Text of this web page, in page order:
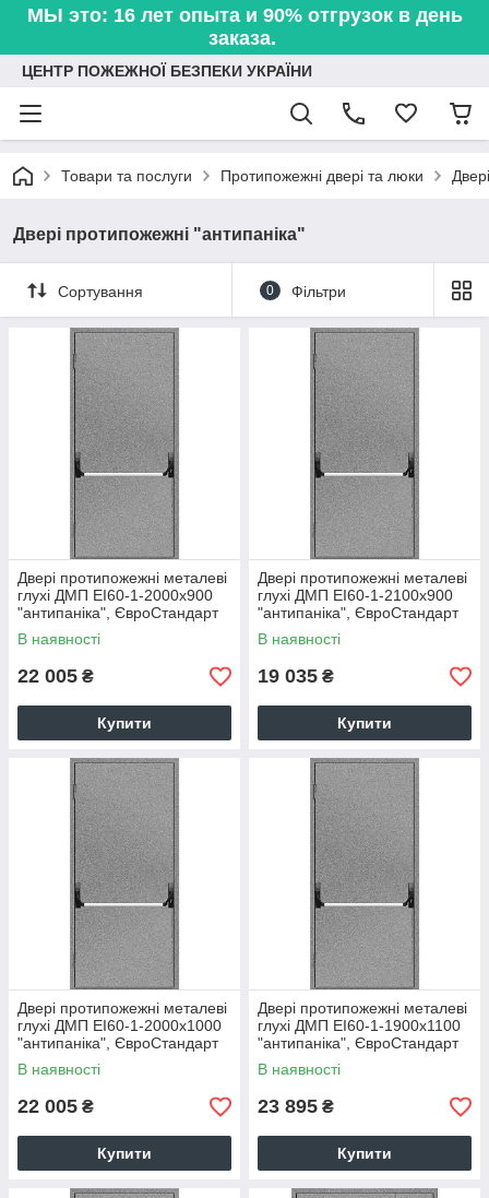
МЫ это: 16 лет опыта и 90% отгрузок в день
заказа.
ЦЕНТР ПОЖЕЖНОЇ БЕЗПЕКИ УКРАЇНИ
Товари та послуги Протипожежні двері та люки
Двері протипожежні "антипаніка"
Сортування 0 Фільтри
Двері протипожежні металеві
глухі ДМП ЕІ60-1-2000х900
"антипаніка", ЄвроСтандарт
В наявності
22 005 ₴
Купити
Двері протипожежні металеві
глухі ДМП ЕІ60-1-2100х900
"антипаніка", ЄвроСтандарт
В наявності
19 035 ₴
Купити
Двері протипожежні металеві
глухі ДМП ЕІ60-1-2000х1000
"антипаніка", ЄвроСтандарт
В наявності
22 005 ₴
Купити
Двері протипожежні металеві
глухі ДМП ЕІ60-1-1900х1100
"антипаніка", ЄвроСтандарт
В наявності
23 895 ₴
Купити